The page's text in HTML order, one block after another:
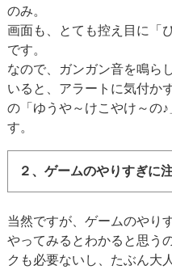
のみ。
画面も、とても控え目に「
です。
なので、ガンガン音を鳴ら
いると、アラートに気付か
の「ゆうや～けこやけ～の
す。
２、ゲームのやりすぎに
当然ですが、ゲームのやり
やってみるとわかると思う
クも必要ないし、たぶん大